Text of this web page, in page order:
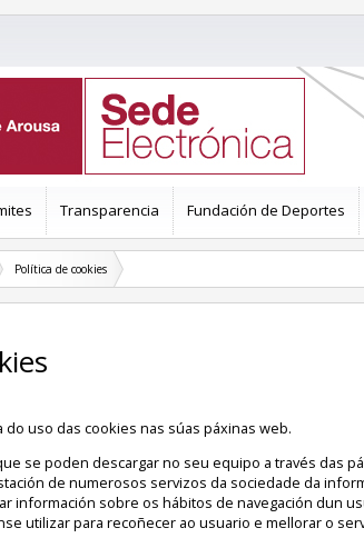
Transparencia Fundación de Deportes
Política de cookies
uso das cookies nas súas páxinas web.
se poden descargar no seu equipo a través das
de numerosos servizos da sociedade da
información sobre os hábitos de navegación dun
utilizar para recoñecer ao usuario e mellorar o